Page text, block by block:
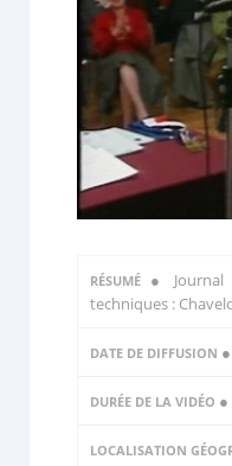
RÉSUMÉ ●
techniques :
DATE DE DIFFUSION
DURÉE DE LA VIDÉO ●
LOCALISATION